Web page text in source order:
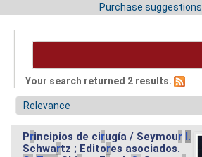
Purchase suggestions
Your search returned 2 results.
Principios de cirugía / Seymour I.
Schwartz ; Editores asociados.